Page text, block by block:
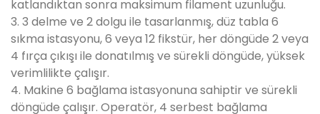
katlandıktan sonra maksimum filament uzunluğu.
3. 3 delme ve 2 dolgu ile tasarlanmış, düz tabla 6
sıkma istasyonu, 6 veya 12 fikstür, her döngüde 2 veya
4 fırça çıkışı ile donatılmış ve sürekli döngüde, yüksek
verimlilikte çalışır.
4. Makine 6 bağlama istasyonuna sahiptir ve sürekli
döngüde çalışır. Operatör, 4 serbest bağlama